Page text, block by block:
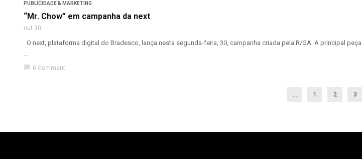
PUBLICIDADE & MARKETING
“Mr. Chow” em campanha da next
out 30
O next, plataforma digital do Bradesco, lança nesta segunda-feira, 30, campanha criada pela R/GA. A principal
...
chat_bubble 0 Comment
... 1 2 3